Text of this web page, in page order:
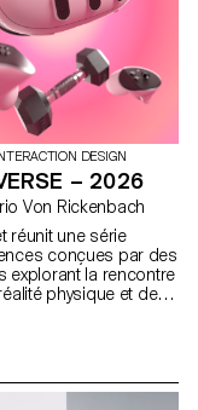
DESIGN
– 2026
Mario Von Rickenbach
réunit une série
conçues par des
explorant la rencontre
physique et des
en espaces